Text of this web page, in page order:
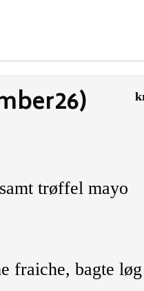
trøffel mayo
fraiche, bagte